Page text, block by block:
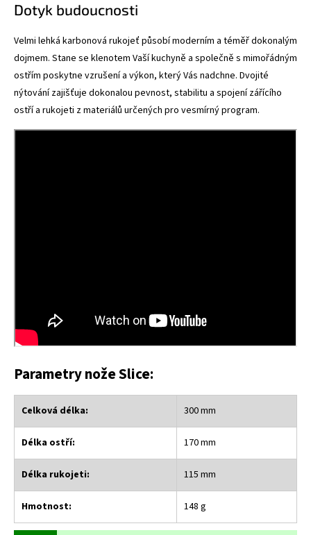
Dotyk budoucnosti
Velmi lehká karbonová rukojeť působí moderním a téměř dokonalým
dojmem. Stane se klenotem Vaší kuchyně a společně s mimořádným
ostřím poskytne vzrušení a výkon, který Vás nadchne. Dvojité
nýtování zajišťuje dokonalou pevnost, stabilitu a spojení zářícího
ostří a rukojeti z materiálů určených pro vesmírný program.
Parametry nože Slice:
Celková délka: 300 mm
Délka ostří: 170 mm
Délka rukojeti: 115 mm
Hmotnost: 148 g